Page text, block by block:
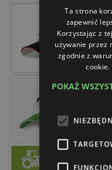
Ta strona
zapewnić
Korzystając z
używanie przez
zgodnie z
cookie.
POKAŻ